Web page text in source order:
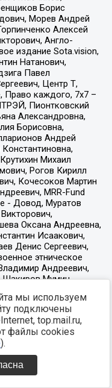
мы используем
подключены
top.mail.ru,
файлы cookies
).